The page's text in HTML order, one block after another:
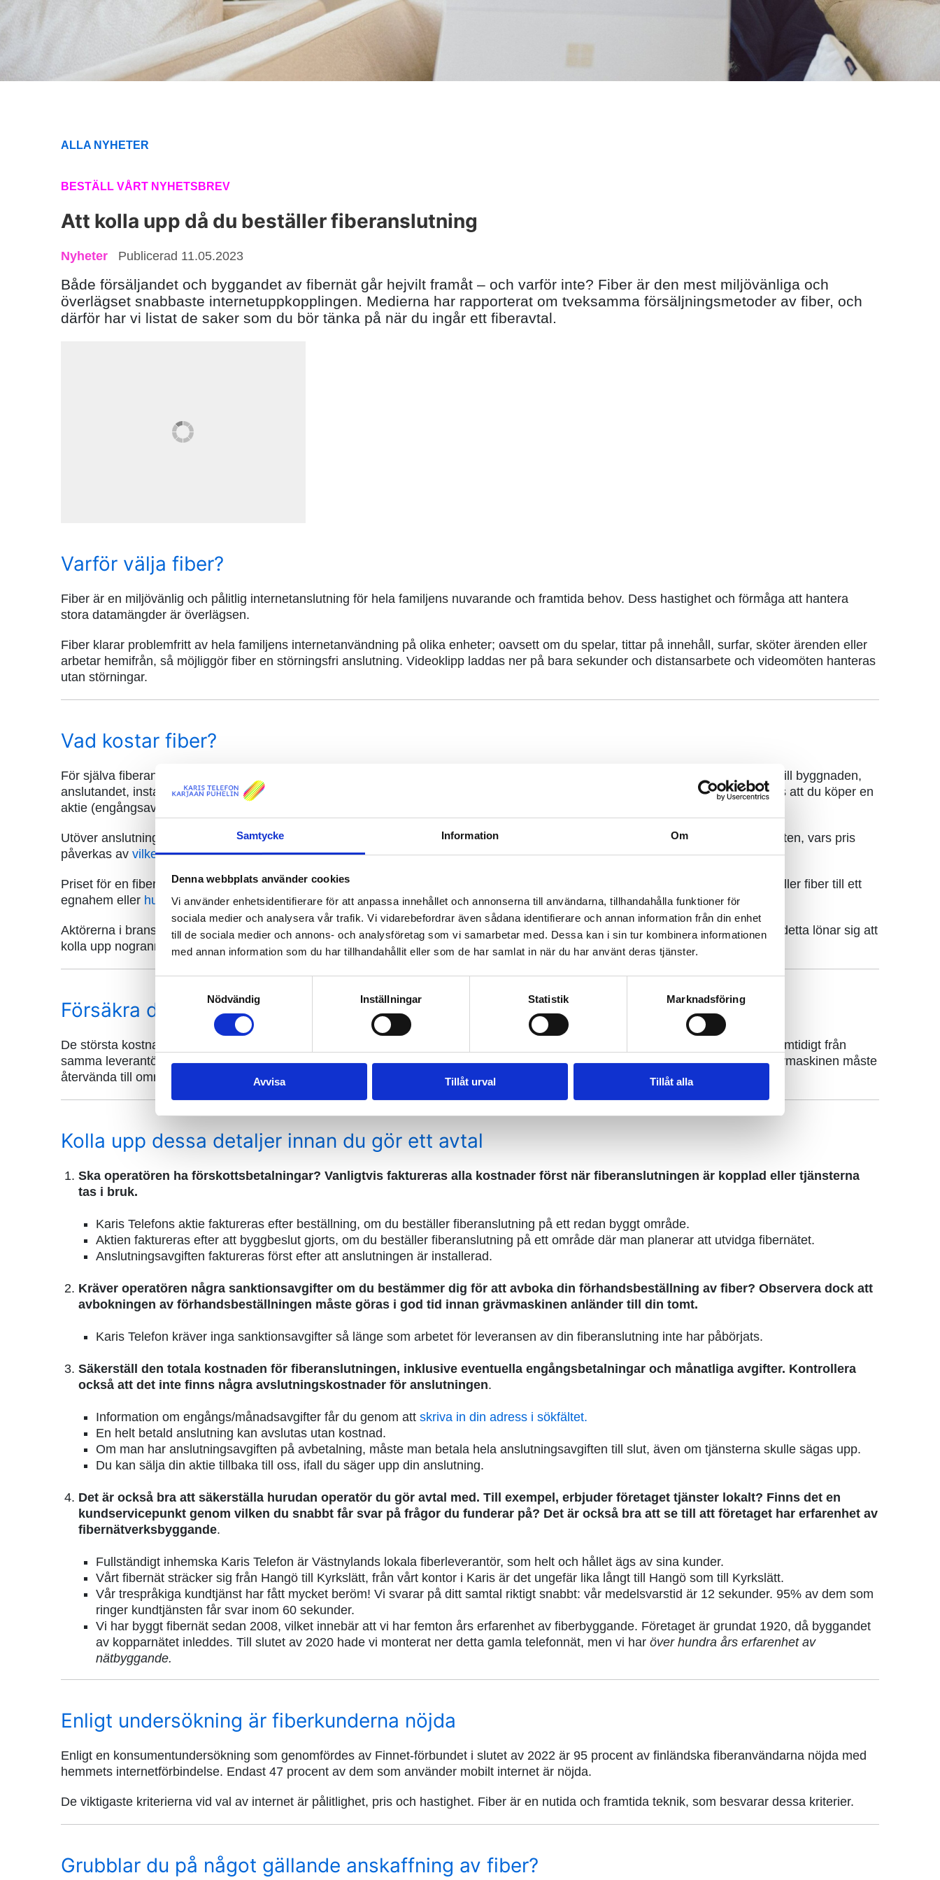
Samtycke Information Om
Denna webbplats använder cookies
Vi använder enhetsidentifierare för att anpassa innehållet och annonserna till användarna, tillhandahålla funktioner för
sociala medier och analysera vår trafik. Vi vidarebefordrar även sådana identifierare och annan information från din enhet
till de sociala medier och annons- och analysföretag som vi samarbetar med. Dessa kan i sin tur kombinera informationen
med annan information som du har tillhandahållit eller som de har samlat in när du har använt deras tjänster.
Nödvändig
Inställningar Statistik Marknadsföring
Avvisa Tillåt urval Tillåt alla
ALLA NYHETER
BESTÄLL VÅRT NYHETSBREV
Att kolla upp då du beställer fiberanslutning
Nyheter Publicerad 11.05.2023
Både försäljandet och byggandet av fibernät går hejvilt framåt – och varför inte? Fiber är den mest miljövänliga och
överlägset snabbaste internetuppkopplingen. Medierna har rapporterat om tveksamma försäljningsmetoder av fiber, och
därför har vi listat de saker som du bör tänka på när du ingår ett fiberavtal.
Varför välja fiber?
Fiber är en miljövänlig och pålitlig internetanslutning för hela familjens nuvarande och framtida behov. Dess hastighet och förmåga att hantera
stora datamängder är överlägsen.
Fiber klarar problemfritt av hela familjens internetanvändning på olika enheter; oavsett om du spelar, tittar på innehåll, surfar, sköter ärenden eller
arbetar hemifrån, så möjliggör fiber en störningsfri anslutning. Videoklipp laddas ner på bara sekunder och distansarbete och videomöten hanteras
utan störningar.
Vad kostar fiber?
För själva fiberanslutningen betalar du en installations-/anslutningsavgift, som hos oss inkluderar byggandet av fiberanslutningen till byggnaden,
anslutandet, installationen och ibruktagningen. Egnahemmens anslutningsavgift inkluderar även utrustningen. Dessutom förutsätts att du köper en
aktie (engångsavgift).
Utöver anslutningsavgiften (engångsavgift som man betalar i en eller flera rater) för fiber betalar du månatligen för bredbandstjänsten, vars pris
påverkas av vilken hastighet du vill hapå internetanslutningen via fiber till ditt hem.
Priset för en fiberanslutning varierar beroende på området (stadsområde vs. glesbygd). Dessutom påverkas priset av om du beställer fiber till ett
egnahem eller husbolag.
Aktörerna i branschen följer väldigt olika prissättningsmodeller och installations-/anslutningsavgiftens innehåll varierar mycket, så detta lönar sig att
kolla upp nogrannt.
Försäkra dig om att få en förbindelse snabbt
De största kostnaderna för fiber kommer från grävarbeten. När flera hushåll i grannskapet eller hela grannskapet tar i bruk fiber samtidigt från
samma leverantör, kan ibruktagningen säkerställas snabbare. För dem som ansluter sig efteråt kan priset öka på grund av att grävmaskinen måste
återvända till området och gräva en enskild kabel separat i marken.
Kolla upp dessa detaljer innan du gör ett avtal
Ska operatören ha förskottsbetalningar? Vanligtvis faktureras alla kostnader först när fiberanslutningen är kopplad eller tjänsterna
tas i bruk.
Karis Telefons aktie faktureras efter beställning, om du beställer fiberanslutning på ett redan byggt område.
Aktien faktureras efter att byggbeslut gjorts, om du beställer fiberanslutning på ett område där man planerar att utvidga fibernätet.
Anslutningsavgiften faktureras först efter att anslutningen är installerad.
Kräver operatören några sanktionsavgifter om du bestämmer dig för att avboka din förhandsbeställning av fiber? Observera dock att
avbokningen av förhandsbeställningen måste göras i god tid innan grävmaskinen anländer till din tomt.
Karis Telefon kräver inga sanktionsavgifter så länge som arbetet för leveransen av din fiberanslutning inte har påbörjats.
Säkerställ den totala kostnaden för fiberanslutningen, inklusive eventuella engångsbetalningar och månatliga avgifter. Kontrollera
också att det inte finns några avslutningskostnader för anslutningen.
Information om engångs/månadsavgifter får du genom att skriva in din adress i sökfältet.
En helt betald anslutning kan avslutas utan kostnad.
Om man har anslutningsavgiften på avbetalning, måste man betala hela anslutningsavgiften till slut, även om tjänsterna skulle sägas upp.
Du kan sälja din aktie tillbaka till oss, ifall du säger upp din anslutning.
Det är också bra att säkerställa hurudan operatör du gör avtal med. Till exempel, erbjuder företaget tjänster lokalt? Finns det en
kundservicepunkt genom vilken du snabbt får svar på frågor du funderar på? Det är också bra att se till att företaget har erfarenhet av
fibernätverksbyggande.
Fullständigt inhemska Karis Telefon är Västnylands lokala fiberleverantör, som helt och hållet ägs av sina kunder.
Vårt fibernät sträcker sig från Hangö till Kyrkslätt, från vårt kontor i Karis är det ungefär lika långt till Hangö som till Kyrkslätt.
Vår trespråkiga kundtjänst har fått mycket beröm! Vi svarar på ditt samtal riktigt snabbt: vår medelsvarstid är 12 sekunder. 95% av dem som
ringer kundtjänsten får svar inom 60 sekunder.
Vi har byggt fibernät sedan 2008, vilket innebär att vi har femton års erfarenhet av fiberbyggande. Företaget är grundat 1920, då byggandet
av kopparnätet inleddes. Till slutet av 2020 hade vi monterat ner detta gamla telefonnät, men vi har över hundra års erfarenhet av
nätbyggande.
Enligt undersökning är fiberkunderna nöjda
Enligt en konsumentundersökning som genomfördes av Finnet-förbundet i slutet av 2022 är 95 procent av finländska fiberanvändarna nöjda med
hemmets internetförbindelse. Endast 47 procent av dem som använder mobilt internet är nöjda.
De viktigaste kriterierna vid val av internet är pålitlighet, pris och hastighet. Fiber är en nutida och framtida teknik, som besvarar dessa kriterier.
Grubblar du på något gällande anskaffning av fiber?